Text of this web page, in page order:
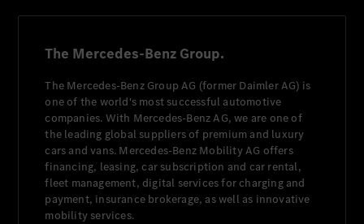
The Mercedes-Benz Group.
The Mercedes-Benz Group AG (former Daimler AG) is
one of the world's most successful automotive
companies. With Mercedes-Benz AG, we are one of
the leading global suppliers of premium and luxury
cars and vans. Mercedes-Benz Mobility AG offers
financing, leasing, car subscription and car rental,
fleet management, digital services for charging and
payment, insurance brokerage, as well as innovative
mobility services.